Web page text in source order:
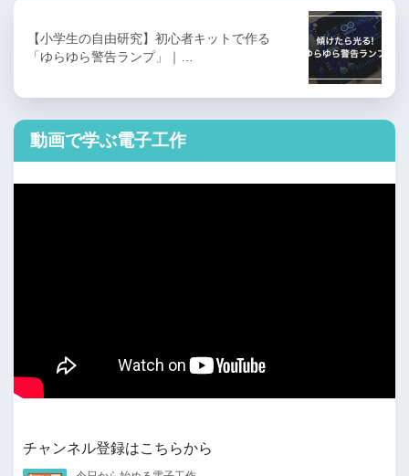
【小学生の自由研究】初心者キットで作る
「ゆらゆら警告ランプ」｜…
動画で学ぶ電子工作
チャンネル登録はこちらから